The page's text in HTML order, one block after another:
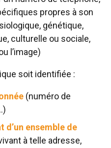
propres à son
génétique,
culturelle ou sociale,
l’image)
soit identifiée :
(numéro de
d’un ensemble de
à telle adresse,